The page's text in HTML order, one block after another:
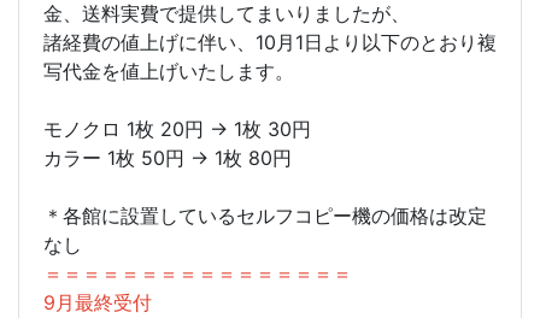
金、送料実費で提供してまいりましたが、
諸経費の値上げに伴い、10月1日より以下のとおり複
写代金を値上げいたします。
モノクロ 1枚 20円 → 1枚 30円
カラー 1枚 50円 → 1枚 80円
＊各館に設置しているセルフコピー機の価格は改定
なし
＝＝＝＝＝＝＝＝＝＝＝＝＝＝＝＝
9月最終受付